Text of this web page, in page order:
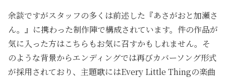
余談ですがスタッフの多くは前述した『あさがおと加瀬さ
ん。』に携わった制作陣で構成されています。件の作品が
気に入った方はこちらもお気に召すかもしれません。そ
のような背景からエンディングでは再びカバーソング形式
が採用されており、主題歌にはEvery Little Thingの楽曲